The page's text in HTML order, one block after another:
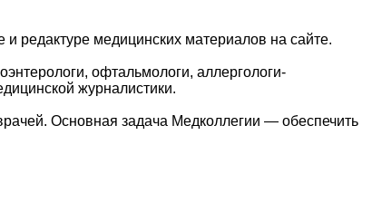
редактуре медицинских материалов на сайте.
офтальмологи, аллергологи-
журналистики.
Основная задача Медколлегии — обеспечить